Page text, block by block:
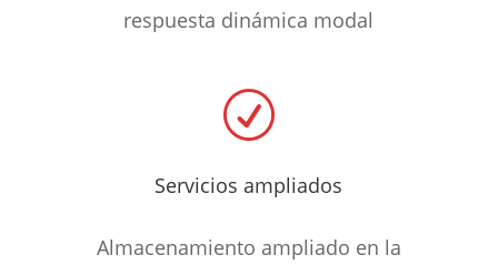
respuesta dinámica modal
R
Servicios ampliados
Almacenamiento ampliado en la